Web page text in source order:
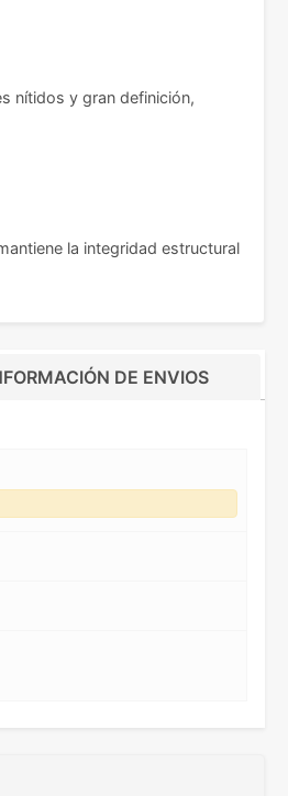
nítidos y gran definición,
la integridad estructural
DE ENVIOS